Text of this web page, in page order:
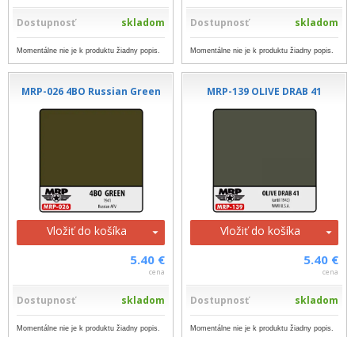
Dostupnosť skladom
Momentálne nie je k produktu žiadny popis.
Dostupnosť skladom
Momentálne nie je k produktu žiadny popis.
MRP-026 4BO Russian Green
Vložiť do košíka
5.40 €
cena
Dostupnosť skladom
Momentálne nie je k produktu žiadny popis.
MRP-139 OLIVE DRAB 41
Vložiť do košíka
5.40 €
cena
Dostupnosť skladom
Momentálne nie je k produktu žiadny popis.